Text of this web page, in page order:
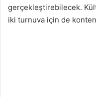
gerçekleştirebilecek.
iki turnuva için de